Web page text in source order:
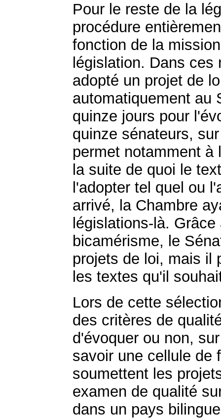
Pour le reste de la
procédure
fonction de la
législation. Dans
adopté un projet de
automatiquement au
quinze jours pour
quinze sénateurs,
permet notamment à
la suite de quoi le
l'adopter tel quel ou
arrivé, la Chambre
législations-là.
bicamérisme, le
projets de loi, mais il
les textes qu'il
Lors de cette
des critères de
d'évoquer ou non,
savoir une cellule de
soumettent les
examen de qualité
dans un pays